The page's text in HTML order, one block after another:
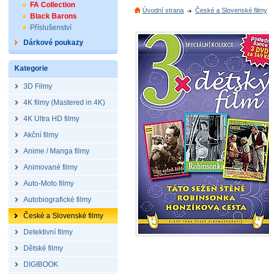
FA Collection
Black Barons
Příslušenství
Dárkové poukazy
Kategorie
3D Filmy
4K filmy (Mastered in 4K)
4K Ultra HD filmy
Akční filmy
Anime / Manga filmy
Animované filmy
Auto-Moto filmy
Autobiografické filmy
České a Slovenské filmy
Detektivní filmy
Dětské filmy
DIGIBOOK
Úvodní strana České a Slovenské filmy